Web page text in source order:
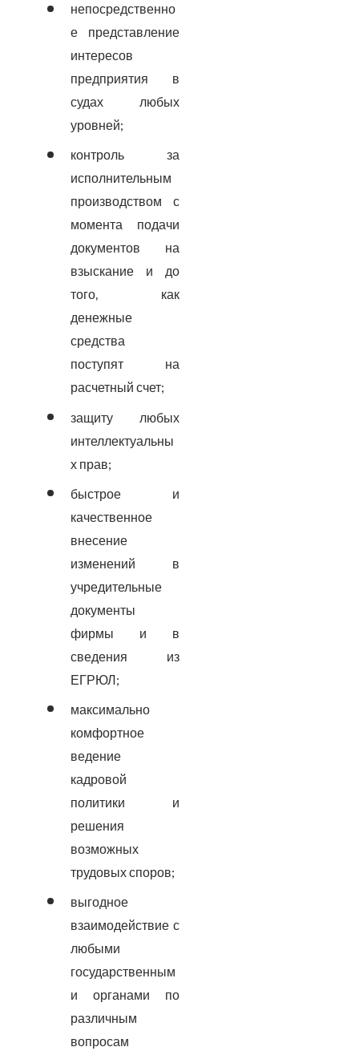
непосредственно
е представление
интересов
предприятия в
судах любых
уровней;
контроль за
исполнительным
производством с
момента подачи
документов на
взыскание и до
того, как
денежные
средства
поступят на
расчетный счет;
защиту любых
интеллектуальны
х прав;
быстрое и
качественное
внесение
изменений в
учредительные
документы
фирмы и в
сведения из
ЕГРЮЛ;
максимально
комфортное
ведение
кадровой
политики и
решения
возможных
трудовых споров;
выгодное
взаимодействие с
любыми
государственным
и органами по
различным
вопросам